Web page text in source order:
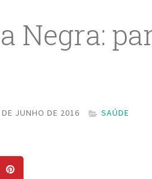
Negra:
DE JUNHO DE 2016 SAÚDE